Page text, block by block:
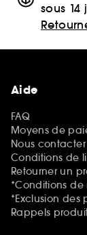
sous 14
Aide
FAQ
Moyens de
Nous contacter
Conditions de
Retourner un
*Conditions de
*Exclusion des
Rappels